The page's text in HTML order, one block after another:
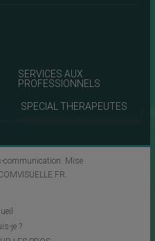
SERVICES AUX
PROFESSIONNELS
SPECIAL THERAPEUTES
communication. Mise
.
je ?